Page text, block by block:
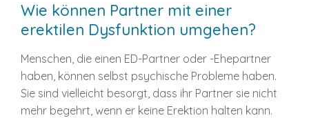
Wie können Partner mit einer
erektilen Dysfunktion umgehen?
Menschen, die einen ED-Partner oder -Ehepartner
haben, können selbst psychische Probleme haben.
Sie sind vielleicht besorgt, dass ihr Partner sie nicht
mehr begehrt, wenn er keine Erektion halten kann.